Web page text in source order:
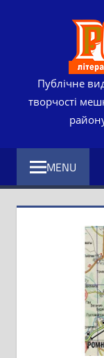
Публічне
творчості
MENU